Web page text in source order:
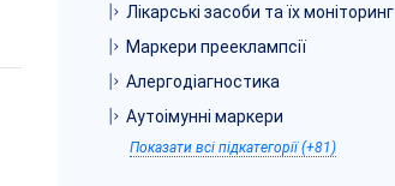
Лікарські засоби та їх моніторинг
Маркери прееклампсії
Алергодіагностика
Аутоімунні маркери
Показати всі підкатегорії (+81)